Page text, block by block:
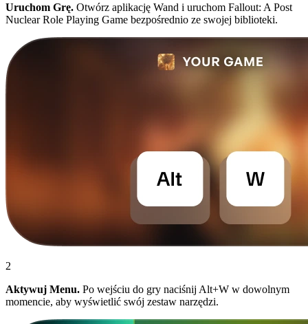
Uruchom Grę. Otwórz aplikację Wand i uruchom Fallout: A Post
Nuclear Role Playing Game bezpośrednio ze swojej biblioteki.
2
Aktywuj Menu. Po wejściu do gry naciśnij Alt+W w dowolnym
momencie, aby wyświetlić swój zestaw narzędzi.